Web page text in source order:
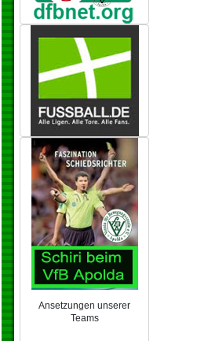
Ansetzungen unserer
Teams